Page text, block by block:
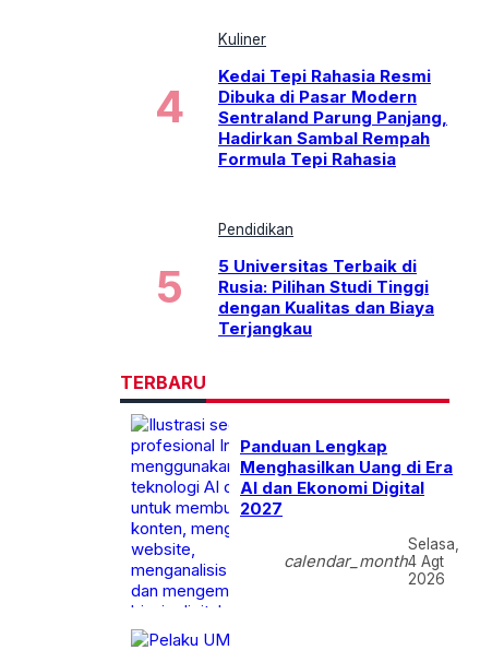
Kuliner
Kedai Tepi Rahasia Resmi
Dibuka di Pasar Modern
Sentraland Parung Panjang,
Hadirkan Sambal Rempah
Formula Tepi Rahasia
Pendidikan
5 Universitas Terbaik di
Rusia: Pilihan Studi Tinggi
dengan Kualitas dan Biaya
Terjangkau
TERBARU
Panduan Lengkap
Menghasilkan Uang di Era
AI dan Ekonomi Digital
2027
calendar_month
Selasa,
4 Agt
2026